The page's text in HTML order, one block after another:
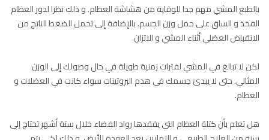
بالطبع المشي مهم جدا للوقاية من هشاشة العظام. و ذلك نظرا لدور العظام
الفخذ و الساق على حمل وزن الجسم. بالإضافة إلى تحمل الضغط الناتج من
الانقباض العضلي أثناء المشي و الاتزان.
لكن لا تبالغ في المشي لفترات زمنية طويلة في حال وصولك إلى الوزن
المثالي. حتى لا يبدئ جسمك في هدم البروتينات سواء كانت في العضلات و
العظام.
هل تعلم بأن كتلة العظام التي يفقدها رواد الفضاء خلال ستة أشهر تحتاج إلى